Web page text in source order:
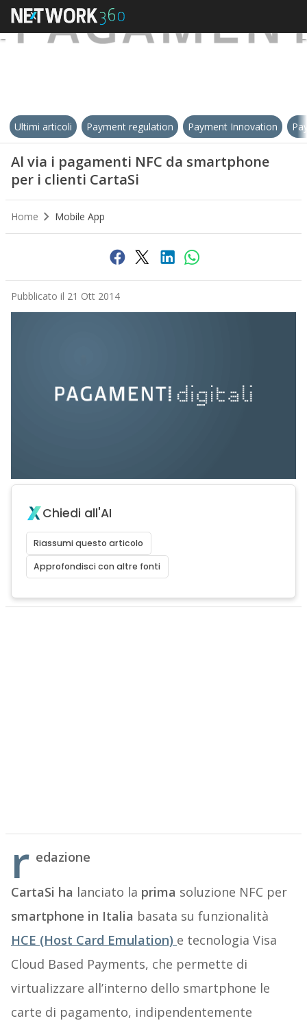
Ultimi articoli Payment regulation Payment Innovation
Al via i pagamenti NFC da smartphone
per i clienti CartaSi
Home Mobile App
Pubblicato il 21 Ott 2014
Chiedi all'AI
Riassumi questo articolo
Approfondisci con altre fonti
r edazione
CartaSi ha lanciato la prima soluzione NFC per
smartphone in Italia basata su funzionalità
HCE (Host Card Emulation) e tecnologia Visa
Cloud Based Payments, che permette di
virtualizzare all’interno dello smartphone le
carte di pagamento, indipendentemente